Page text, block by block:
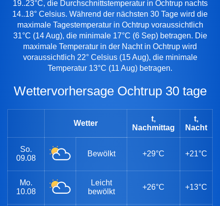
19..23°C, die Durchschnittstemperatur in Ochtrup nachts
14..18° Celsius. Während der nächsten 30 Tage wird die
maximale Tagestemperatur in Ochtrup voraussichtlich
31°C (14 Aug), die minimale 17°C (6 Sep) betragen. Die
maximale Temperatur in der Nacht in Ochtrup wird
voraussichtlich 22° Celsius (15 Aug), die minimale
Temperatur 13°C (11 Aug) betragen.
Wettervorhersage Ochtrup 30 tage
Wetter
t,
Nachmittag
t,
Nacht
So.
09.08
Bewölkt +29°C +21°C
Mo.
10.08
Leicht
bewölkt
+26°C +13°C